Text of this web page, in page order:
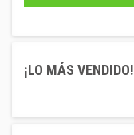
¡LO MÁS VENDIDO!